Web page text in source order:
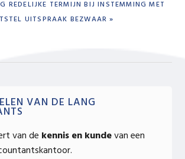
REDELIJKE TERMIJN BIJ INSTEMMING MET
UITSPRAAK BEZWAAR »
VAN DE LANG
van de kennis en kundevan een